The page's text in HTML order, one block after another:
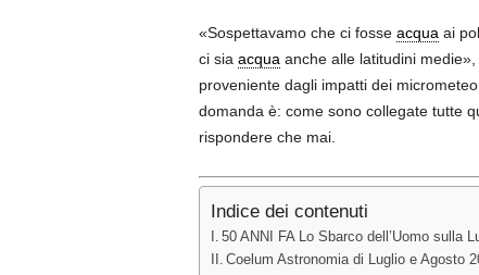
«Sospettavamo che ci fosse acqua ai
ci sia acqua anche alle latitudini
proveniente dagli impatti dei
domanda è: come sono collegate tutte
rispondere che mai.
Indice dei contenuti
50 ANNI FA Lo Sbarco dell’Uomo sulla
Coelum Astronomia di Luglio e Agosto